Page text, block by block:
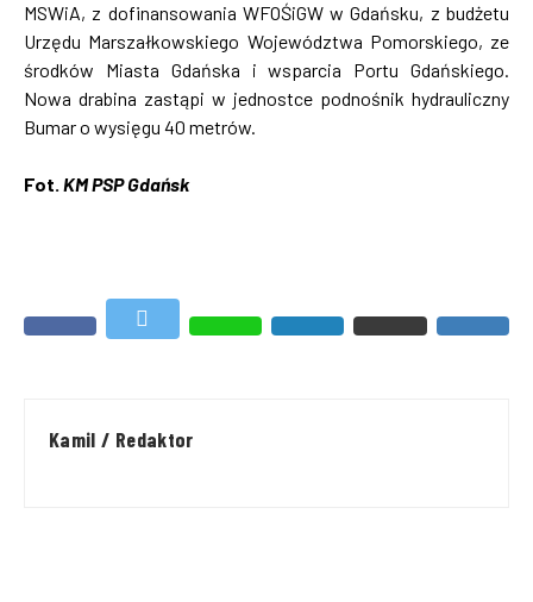
MSWiA, z dofinansowania WFOŚiGW w Gdańsku, z budżetu
Urzędu Marszałkowskiego Województwa Pomorskiego, ze
środków Miasta Gdańska i wsparcia Portu Gdańskiego.
Nowa drabina zastąpi w jednostce podnośnik hydrauliczny
Bumar o wysięgu 40 metrów.
Fot. KM PSP Gdańsk
Kamil / Redaktor